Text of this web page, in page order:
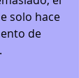
solo hace
de